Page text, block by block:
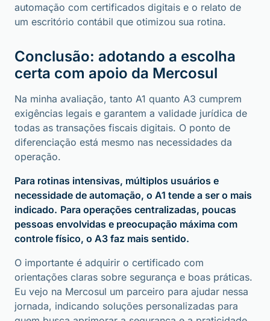
automação com certificados digitais e o relato de
um escritório contábil que otimizou sua rotina.
Conclusão: adotando a escolha
certa com apoio da Mercosul
Na minha avaliação, tanto A1 quanto A3 cumprem
exigências legais e garantem a validade jurídica de
todas as transações fiscais digitais. O ponto de
diferenciação está mesmo nas necessidades da
operação.
Para rotinas intensivas, múltiplos usuários e
necessidade de automação, o A1 tende a ser o mais
indicado. Para operações centralizadas, poucas
pessoas envolvidas e preocupação máxima com
controle físico, o A3 faz mais sentido.
O importante é adquirir o certificado com
orientações claras sobre segurança e boas práticas.
Eu vejo na Mercosul um parceiro para ajudar nessa
jornada, indicando soluções personalizadas para